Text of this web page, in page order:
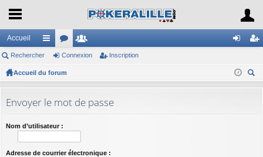
Accueil
ac
co
ci
s
or
u
s
e
es
ne cri
Rechercher Connexion Inscription
Accueil du forum
Envoyer le mot de passe
Nom d’utilisateur :
Adresse de courrier électronique :